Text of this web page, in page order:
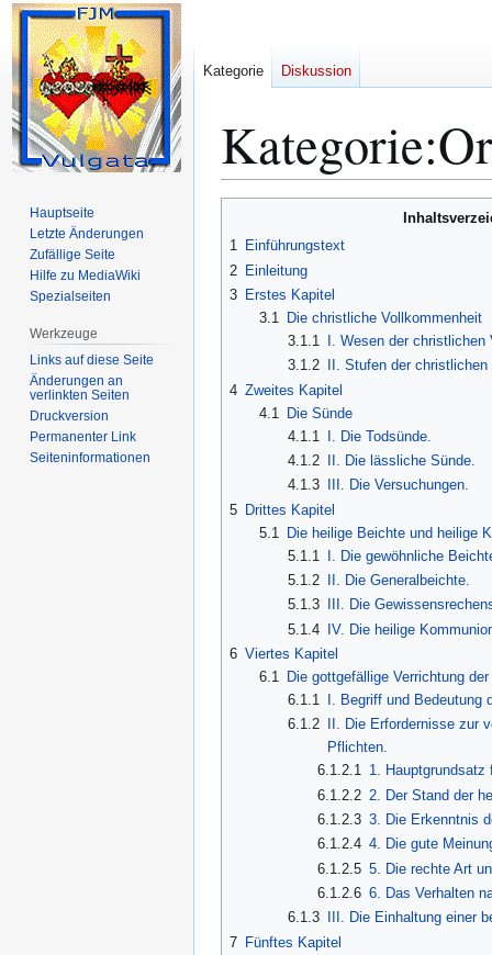
Kategorie:
1 Einführungstext
2 Einleitung
3 Erstes Kapitel
3.1
Die christliche Vollkommenheit
3.1.1
I. Wesen der christlichen
3.1.2
II. Stufen der
4 Zweites Kapitel
4.1
Die Sünde
4.1.1
I. Die Todsünde.
4.1.2
II. Die lässliche Sünde.
4.1.3
III. Die Versuchungen.
5 Drittes Kapitel
5.1
Die heilige Beichte und heilige
5.1.1
I. Die gewöhnliche
5.1.2
II. Die Generalbeichte.
5.1.3
III. Die
5.1.4 IV. Die heilige
6 Viertes Kapitel
6.1
Die gottgefällige Verrichtung
6.1.1
I. Begriff und Bedeutung
6.1.2
II. Die Erfordernisse zur
Pflichten.
6.1.2.1 1. Hauptgrundsatz
6.1.2.2 2. Der Stand der
6.1.2.3 3. Die Erkenntnis
6.1.2.4 4. Die gute
6.1.2.5 5. Die rechte Art
6.1.2.6 6. Das Verhalten
6.1.3
III. Die Einhaltung einer
7 Fünftes Kapitel
Kategorie Diskussion
Hauptseite
Letzte Änderungen
Zufällige Seite
Hilfe zu MediaWiki
Spezialseiten
Werkzeuge
Links auf diese Seite
Änderungen an
verlinkten Seiten
Druckversion
Permanenter Link
Seiten­­informationen